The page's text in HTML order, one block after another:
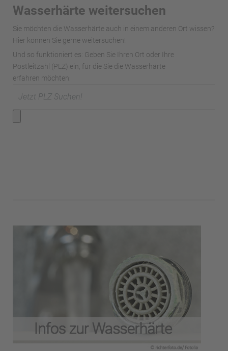
Wasserhärte weitersuchen
Sie möchten die Wasserhärte auch in einem anderen Ort wissen?
Hier können Sie gerne weitersuchen!
Und so funktioniert es: Geben Sie Ihren Ort oder Ihre
Postleitzahl (PLZ) ein, für die Sie die Wasserhärte
erfahren möchten: